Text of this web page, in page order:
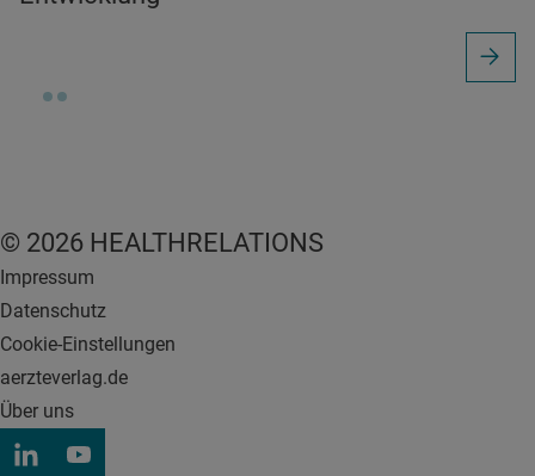
© 2026 HEALTHRELATIONS
Impressum
Datenschutz
Cookie-Einstellungen
aerzteverlag.de
Über uns